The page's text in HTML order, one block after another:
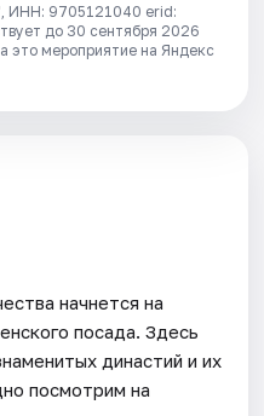
9705121040 erid:
до 30 сентября 2026
это мероприятие на Яндекс
начнется на
посада. Здесь
династий и их
посмотрим на